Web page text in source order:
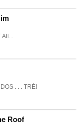
All...
. . . TRÉ!
Roof